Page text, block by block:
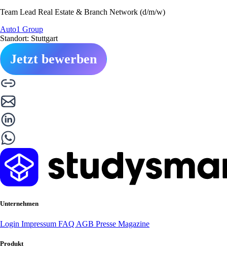
Team Lead Real Estate & Branch Network (d/m/w)
Auto1 Group
Standort: Stuttgart
Jetzt bewerben
Unternehmen
Login Impressum FAQ AGB Presse Magazine
Produkt